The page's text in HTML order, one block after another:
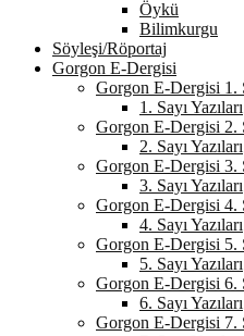
Öykü
Bilimkurgu
Söyleşi/Röportaj
Gorgon E-Dergisi
Gorgon E-Dergisi 1.
1. Sayı Yazıları
Gorgon E-Dergisi 2.
2. Sayı Yazıları
Gorgon E-Dergisi 3.
3. Sayı Yazıları
Gorgon E-Dergisi 4.
4. Sayı Yazıları
Gorgon E-Dergisi 5.
5. Sayı Yazıları
Gorgon E-Dergisi 6.
6. Sayı Yazıları
Gorgon E-Dergisi 7.